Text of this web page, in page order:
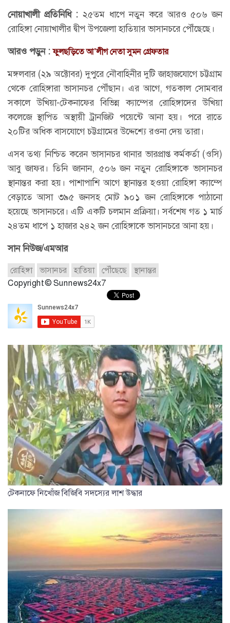
নোয়াখালী প্রতিনিধি : ২৫তম ধাপে নতুন করে আরও ৫০৬ জন
রোহিঙ্গা নোয়াখালীর দ্বীপ উপজেলা হাতিয়ার ভাসানচরে পৌঁছেছে।
আরও পড়ুন :ফুলছড়িতে আ’লীগ নেতা সুমন গ্রেফতার
মঙ্গলবার (২৯ অক্টোবর) দুপুরে নৌবাহিনীর দুটি জাহাজযোগে চট্টগ্রাম
থেকে রোহিঙ্গারা ভাসানচর পৌঁছান। এর আগে, গতকাল সোমবার
সকালে উখিয়া-টেকনাফের বিভিন্ন ক্যাম্পের রোহিঙ্গাদের উখিয়া
কলেজে স্থাপিত অস্থায়ী ট্রানজিট পয়েন্টে আনা হয়। পরে রাতে
২০টির অধিক বাসযোগে চট্টগ্রামের উদ্দেশ্যে রওনা দেয় তারা।
এসব তথ্য নিশ্চিত করেন ভাসানচর থানার ভারপ্রাপ্ত কর্মকর্তা (ওসি)
আবু জাফর। তিনি জানান, ৫০৬ জন নতুন রোহিঙ্গাকে ভাসানচর
স্থানান্তর করা হয়। পাশাপাশি আগে স্থানান্তর হওয়া রোহিঙ্গা ক্যাম্পে
বেড়াতে আসা ৩৯৫ জনসহ মোট ৯০১ জন রোহিঙ্গাকে পাঠানো
হয়েছে ভাসানচরে। এটি একটি চলমান প্রক্রিয়া। সর্বশেষ গত ১ মার্চ
২৪তম ধাপে ১ হাজার ২৪২ জন রোহিঙ্গাকে ভাসানচরে আনা হয়।
সান নিউজ/এমআর
রোহিঙ্গা ভাসানচর হাতিয়া পৌঁছেছে
স্থানান্তর
Copyright © Sunnews24x7
টেকনাফে নিখোঁজ বিজিবি সদস্যের লাশ উদ্ধার